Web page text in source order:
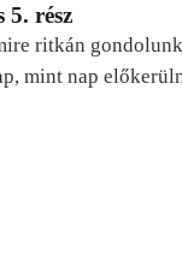
5. rész
ritkán
mint nap